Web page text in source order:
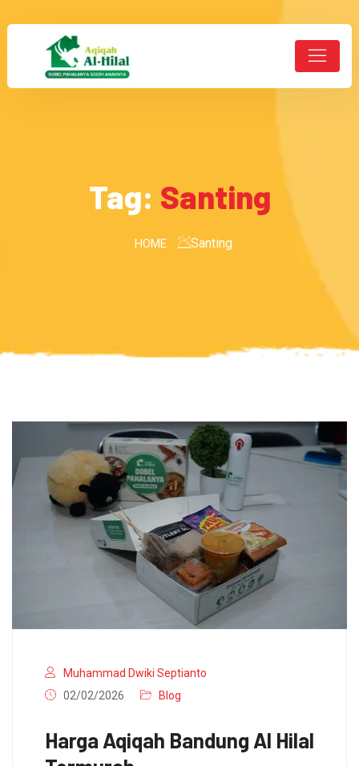
Tag: Santing
HOME Santing
Muhammad Dwiki Septianto
02/02/2026
Blog
Harga Aqiqah Bandung Al Hilal